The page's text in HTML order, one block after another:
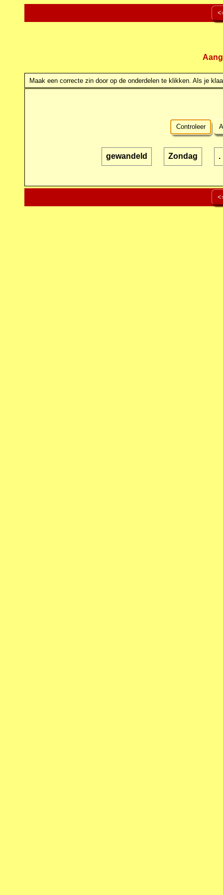
Maak een correcte zin door op de onderdelen te klikken. Als je
Controleer
gewandeld Zondag .